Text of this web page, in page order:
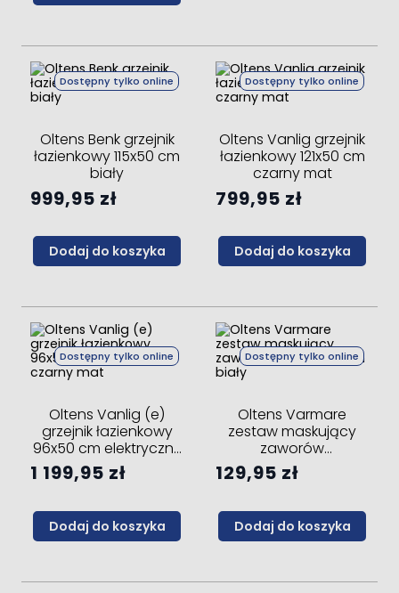
Dostępny tylko online
Oltens Benk grzejnik
łazienkowy 115x50 cm
biały
999,95 zł
Dodaj do koszyka
Dostępny tylko online
Oltens Vanlig grzejnik
łazienkowy 121x50 cm
czarny mat
799,95 zł
Dodaj do koszyka
Dostępny tylko online
Oltens Vanlig (e)
grzejnik łazienkowy
96x50 cm elektryczny
czarny mat
1 199,95 zł
Dodaj do koszyka
Dostępny tylko online
Oltens Varmare
zestaw maskujący
zaworów
grzejnikowych biały
129,95 zł
Dodaj do koszyka